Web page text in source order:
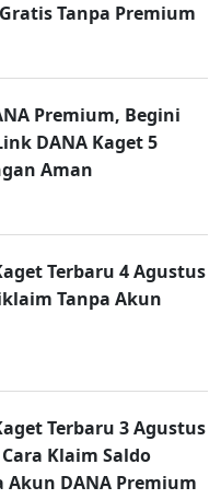
Tanpa Premium
Premium, Begini
DANA Kaget 5
Aman
Terbaru 4 Agustus
Tanpa Akun
Terbaru 3 Agustus
Klaim Saldo
Akun DANA Premium